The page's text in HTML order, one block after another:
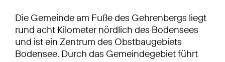
Die Gemeinde am Fuße des Gehrenbergs liegt
rund acht Kilometer nördlich des Bodensees
und ist ein Zentrum des Obstbaugebiets
Bodensee. Durch das Gemeindegebiet führt